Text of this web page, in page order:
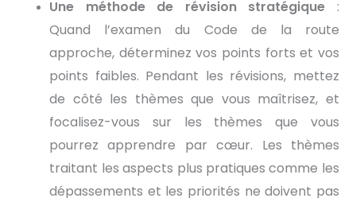
Une méthode de révision stratégique :
Quand l’examen du Code de la route
approche, déterminez vos points forts et vos
points faibles. Pendant les révisions, mettez
de côté les thèmes que vous maîtrisez, et
focalisez-vous sur les thèmes que vous
pourrez apprendre par cœur. Les thèmes
traitant les aspects plus pratiques comme les
dépassements et les priorités ne doivent pas